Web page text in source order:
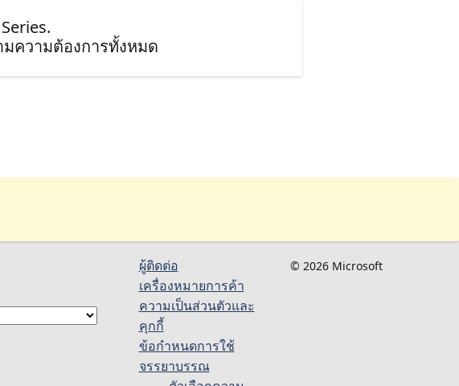
ความต้องการทั้งหมด
ผู้ติดต่อ
เครื่องหมายการค้า
ความเป็นส่วนตัวและ
คุกกี้
ข้อกำหนดการใช้
จรรยาบรรณ
© 2026 Microsoft